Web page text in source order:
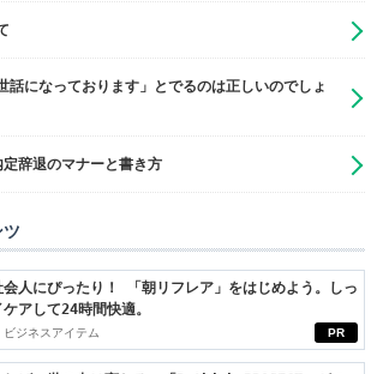
話になっております」とでるのは正しいのでしょ
辞退のマナーと書き方
PR
会人にぴったり！ 「朝リフレア」をはじめよう。しっ
アして24時間快適。
ジネスアイテム